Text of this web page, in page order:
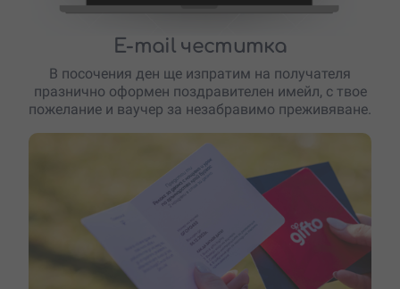
E-mail честитка
В посочения ден ще изпратим на получателя
празнично оформен поздравителен имейл, с твое
пожелание и ваучер за незабравимо преживяване.